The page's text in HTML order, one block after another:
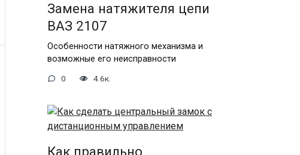
Замена натяжителя цепи
ВАЗ 2107
Особенности натяжного механизма и
возможные его неисправности
0 4.6к.
Как правильно